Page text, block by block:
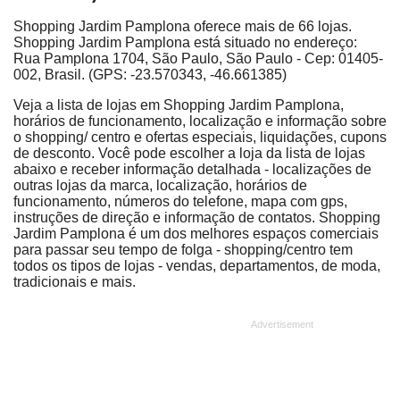
Shopping Jardim Pamplona oferece mais de 66 lojas.
Shopping Jardim Pamplona está situado no endereço:
Rua Pamplona 1704, São Paulo, São Paulo - Cep: 01405-
002, Brasil. (GPS: -23.570343, -46.661385)
Veja a lista de lojas em Shopping Jardim Pamplona,
horários de funcionamento, localização e informação sobre
o shopping/ centro e ofertas especiais, liquidações, cupons
de desconto. Você pode escolher a loja da lista de lojas
abaixo e receber informação detalhada - localizações de
outras lojas da marca, localização, horários de
funcionamento, números do telefone, mapa com gps,
instruções de direção e informação de contatos. Shopping
Jardim Pamplona é um dos melhores espaços comerciais
para passar seu tempo de folga - shopping/centro tem
todos os tipos de lojas - vendas, departamentos, de moda,
tradicionais e mais.